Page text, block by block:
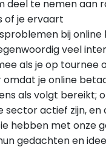
deel te nemen aan
of je ervaart
bij online
veel
als je op tournee
je online
als volgt bereikt;
sector actief zijn,
hebben met onze
gedachten en